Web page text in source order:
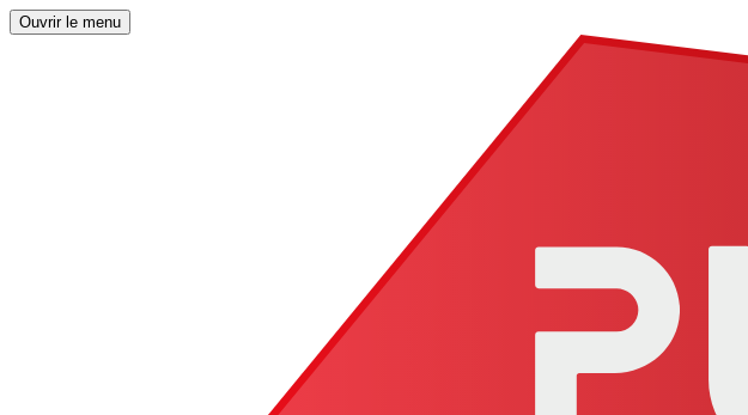
Ouvrir le menu